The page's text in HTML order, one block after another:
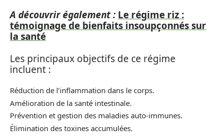
A découvrir également : Le régime riz :
témoignage de bienfaits insoupçonnés sur
la santé
Les principaux objectifs de ce régime
incluent :
Réduction de l’inflammation dans le corps.
Amélioration de la santé intestinale.
Prévention et gestion des maladies auto-immunes.
Élimination des toxines accumulées.